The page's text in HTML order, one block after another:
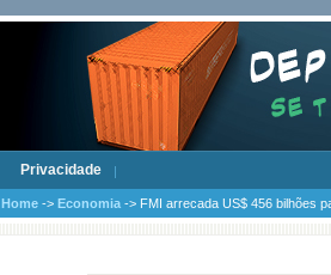
Privacidade
Home -> Economia -> FMI arrecada US$ 456 bilhões